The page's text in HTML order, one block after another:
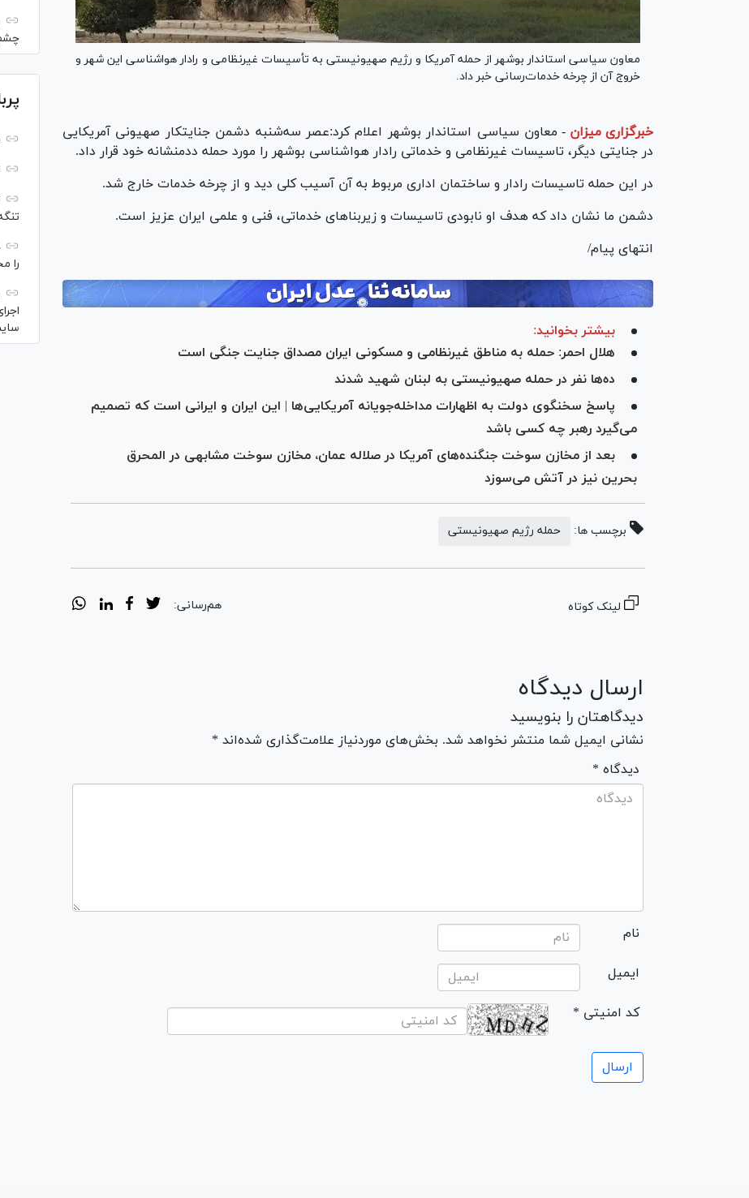
معاون سیاسی استاندار بوشهر از حمله آمریکا و رژیم صهیونیستی به تأسیسات غیرنظامی و رادار هواشناسی این شهر و
خروج آن از چرخه خدمات‌رسانی خبر داد.
خبرگزاری میزان - معاون سیاسی استاندار بوشهر اعلام کرد:عصر سه‌شنبه دشمن جنایتکار صهیونی آمریکایی
در جنایتی دیگر، تاسیسات غیرنظامی و خدماتی رادار هواشناسی بوشهر را مورد حمله ددمنشانه خود قرار داد.
در این حمله تاسیسات رادار و ساختمان اداری مربوط به آن آسیب کلی دید و از چرخه خدمات خارج شد.
دشمن ما نشان داد که هدف او نابودی تاسیسات و زیربنا‌های خدماتی، فنی و علمی ایران عزیز است.
انتهای پیام/
بیشتر بخوانید:
هلال احمر: حمله به مناطق غیرنظامی و مسکونی ایران مصداق جنایت جنگی است
ده‌ها نفر در حمله صهیونیستی به لبنان شهید شدند
پاسخ سخنگوی دولت به اظهارات مداخله‌جویانه آمریکایی‌ها | این ایران و ایرانی است که تصمیم
می‌گیرد رهبر چه کسی باشد
بعد از مخازن سوخت جنگنده‌های آمریکا در صلاله عمان، مخازن سوخت مشابهی در المحرق
بحرین نیز در آتش می‌سوزد
برچسب ها: حمله رژیم صهیونیستی
لینک کوتاه هم‌رسانی:
ارسال دیدگاه
دیدگاهتان را بنویسید
نشانی ایمیل شما منتشر نخواهد شد. بخش‌های موردنیاز علامت‌گذاری شده‌اند *
* دیدگاه
نام
ایمیل
* کد امنیتی
را